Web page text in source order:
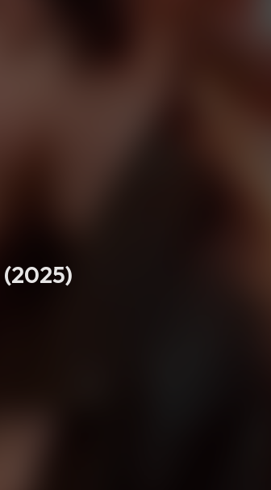
(2025)